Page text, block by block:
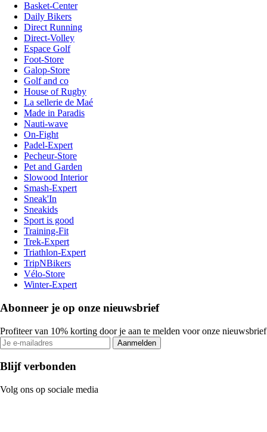
Basket-Center
Daily Bikers
Direct Running
Direct-Volley
Espace Golf
Foot-Store
Galop-Store
Golf and co
House of Rugby
La sellerie de Maé
Made in Paradis
Nauti-wave
On-Fight
Padel-Expert
Pecheur-Store
Pet and Garden
Slowood Interior
Smash-Expert
Sneak'In
Sneakids
Sport is good
Training-Fit
Trek-Expert
Triathlon-Expert
TripNBikers
Vélo-Store
Winter-Expert
Abonneer je op onze nieuwsbrief
Profiteer van 10% korting door je aan te melden voor onze nieuwsbrief
Aanmelden
Blijf verbonden
Volg ons op sociale media